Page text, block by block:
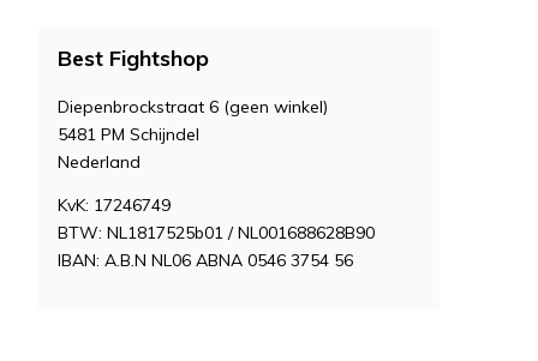
Best Fightshop
Diepenbrockstraat 6 (geen winkel)
5481 PM Schijndel
Nederland
KvK: 17246749
BTW: NL1817525b01 / NL001688628B90
IBAN: A.B.N NL06 ABNA 0546 3754 56